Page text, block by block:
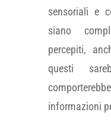
sensoriali e
siano
percepiti,
questi
informazioni